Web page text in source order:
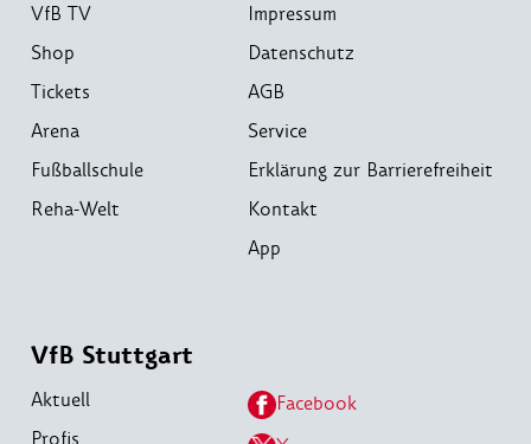
VfB TV
Shop
Tickets
Arena
Fußballschule
Reha-Welt
Impressum
Datenschutz
AGB
Service
Erklärung zur Barrierefreiheit
Kontakt
App
VfB Stuttgart
Aktuell
Facebook